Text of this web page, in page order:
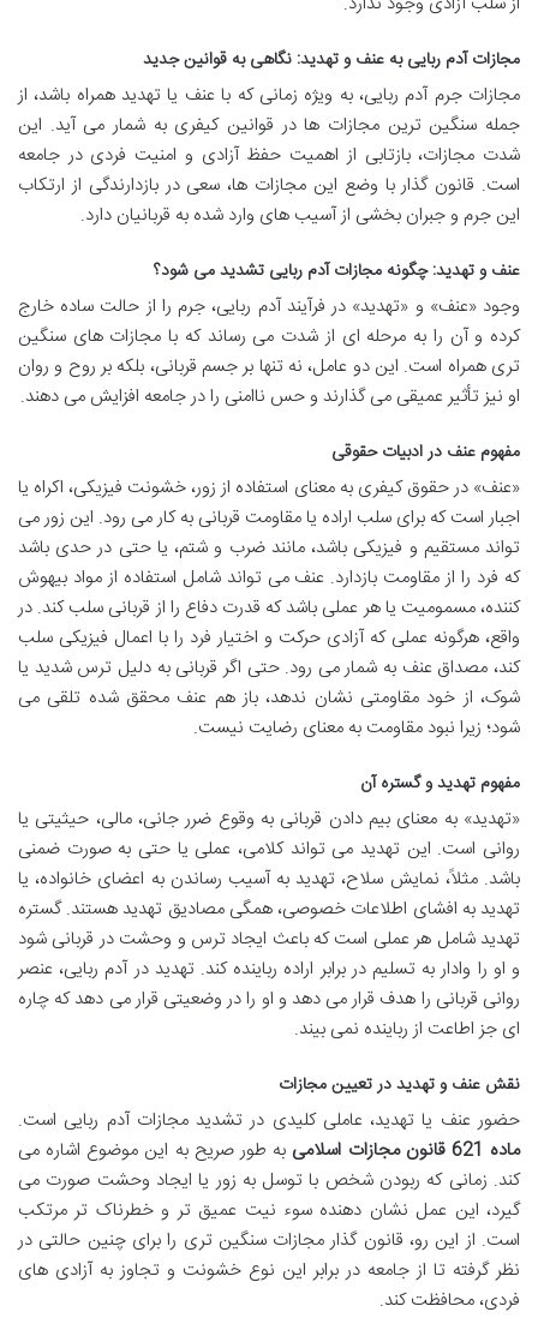
مجازات آدم ربایی به عنف و تهدید: نگاهی به قوانین جدید
مجازات جرم آدم ربایی، به ویژه زمانی که با عنف یا تهدید همراه باشد، از
جمله سنگین ترین مجازات ها در قوانین کیفری به شمار می آید. این
شدت مجازات، بازتابی از اهمیت حفظ آزادی و امنیت فردی در جامعه
است. قانون گذار با وضع این مجازات ها، سعی در بازدارندگی از ارتکاب
این جرم و جبران بخشی از آسیب های وارد شده به قربانیان دارد.
عنف و تهدید: چگونه مجازات آدم ربایی تشدید می شود؟
وجود «عنف» و «تهدید» در فرآیند آدم ربایی، جرم را از حالت ساده خارج
کرده و آن را به مرحله ای از شدت می رساند که با مجازات های سنگین
تری همراه است. این دو عامل، نه تنها بر جسم قربانی، بلکه بر روح و روان
او نیز تأثیر عمیقی می گذارند و حس ناامنی را در جامعه افزایش می دهند.
مفهوم عنف در ادبیات حقوقی
«عنف» در حقوق کیفری به معنای استفاده از زور، خشونت فیزیکی، اکراه یا
اجبار است که برای سلب اراده یا مقاومت قربانی به کار می رود. این زور می
تواند مستقیم و فیزیکی باشد، مانند ضرب و شتم، یا حتی در حدی باشد
که فرد را از مقاومت بازدارد. عنف می تواند شامل استفاده از مواد بیهوش
کننده، مسمومیت یا هر عملی باشد که قدرت دفاع را از قربانی سلب کند. در
واقع، هرگونه عملی که آزادی حرکت و اختیار فرد را با اعمال فیزیکی سلب
کند، مصداق عنف به شمار می رود. حتی اگر قربانی به دلیل ترس شدید یا
شوک، از خود مقاومتی نشان ندهد، باز هم عنف محقق شده تلقی می
شود؛ زیرا نبود مقاومت به معنای رضایت نیست.
مفهوم تهدید و گستره آن
«تهدید» به معنای بیم دادن قربانی به وقوع ضرر جانی، مالی، حیثیتی یا
روانی است. این تهدید می تواند کلامی، عملی یا حتی به صورت ضمنی
باشد. مثلاً، نمایش سلاح، تهدید به آسیب رساندن به اعضای خانواده، یا
تهدید به افشای اطلاعات خصوصی، همگی مصادیق تهدید هستند. گستره
تهدید شامل هر عملی است که باعث ایجاد ترس و وحشت در قربانی شود
و او را وادار به تسلیم در برابر اراده رباینده کند. تهدید در آدم ربایی، عنصر
روانی قربانی را هدف قرار می دهد و او را در وضعیتی قرار می دهد که چاره
ای جز اطاعت از رباینده نمی بیند.
نقش عنف و تهدید در تعیین مجازات
حضور عنف یا تهدید، عاملی کلیدی در تشدید مجازات آدم ربایی است.
ماده 621 قانون مجازات اسلامی
به طور صریح به این موضوع اشاره می
کند. زمانی که ربودن شخص با توسل به زور یا ایجاد وحشت صورت می
گیرد، این عمل نشان دهنده سوء نیت عمیق تر و خطرناک تر مرتکب
است. از این رو، قانون گذار مجازات سنگین تری را برای چنین حالتی در
نظر گرفته تا از جامعه در برابر این نوع خشونت و تجاوز به آزادی های
فردی، محافظت کند.